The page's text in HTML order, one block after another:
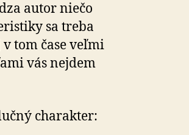
autor niečo
sa treba
tom čase veľmi
vás nejdem
charakter: